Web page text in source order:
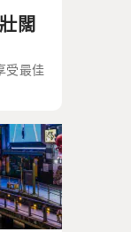
闊
受最佳